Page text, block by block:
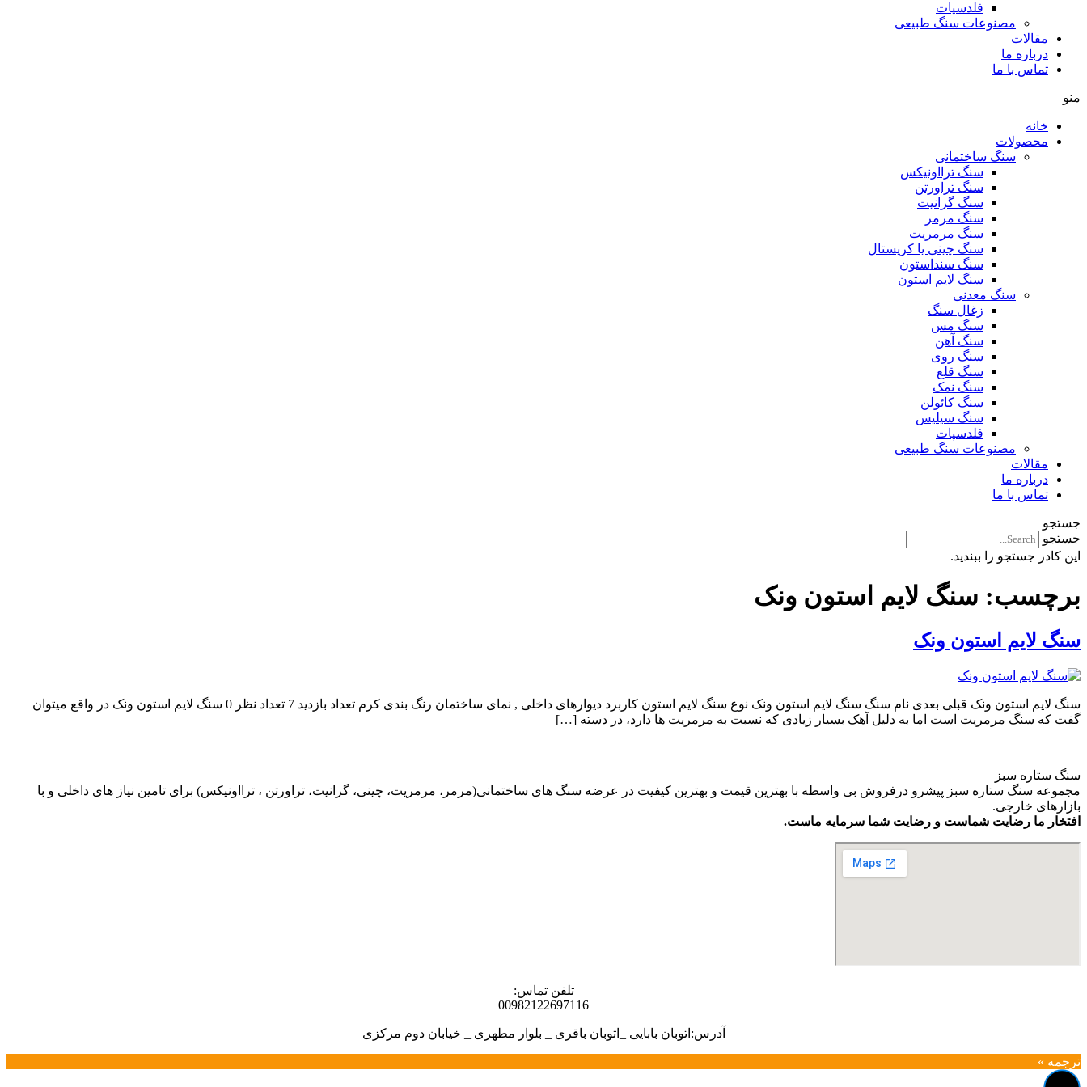
فلدسپات
مصنوعات سنگ طبیعی
مقالات
درباره ما
تماس با ما
منو
خانه
محصولات
سنگ ساختمانی
سنگ ترااونیکس
سنگ تراورتن
سنگ گرانیت
سنگ مرمر
سنگ مرمریت
سنگ چینی یا کریستال
سنگ سنداستون
سنگ لایم استون
سنگ معدنی
زغال سنگ
سنگ مس
سنگ آهن
سنگ روی
سنگ قلع
سنگ نمک
سنگ کائولن
سنگ سیلیس
فلدسپات
مصنوعات سنگ طبیعی
مقالات
درباره ما
تماس با ما
جستجو
جستجو
این کادر جستجو را ببندید.
برچسب: سنگ لایم استون ونک
سنگ لایم استون ونک
سنگ لایم استون ونک قبلی بعدی نام سنگ سنگ لایم استون ونک نوع سنگ لایم استون کاربرد دیوارهای داخلی , نمای ساختمان رنگ بندی کرم تعداد بازدید 7 تعداد نظر 0 سنگ لایم استون ونک در واقع میتوان
گفت که سنگ مرمریت است اما به دلیل آهک بسیار زیادی که نسبت به مرمریت ها دارد، در دسته […]
سنگ ستاره سبز
مجموعه سنگ ستاره سبز پیشرو درفروش بی واسطه با بهترین قیمت و بهترین کیفیت در عرضه سنگ های ساختمانی(مرمر، مرمریت، چینی، گرانیت، تراورتن ، ترااونیکس) برای تامین نیاز های داخلی و با
بازارهای خارجی.
افتخار ما رضایت شماست و رضایت شما سرمایه ماست.
تلفن تماس:
00982122697116
آدرس:اتوبان بابایی _اتوبان باقری _ بلوار مطهری _ خیابان دوم مرکزی
ترجمه »